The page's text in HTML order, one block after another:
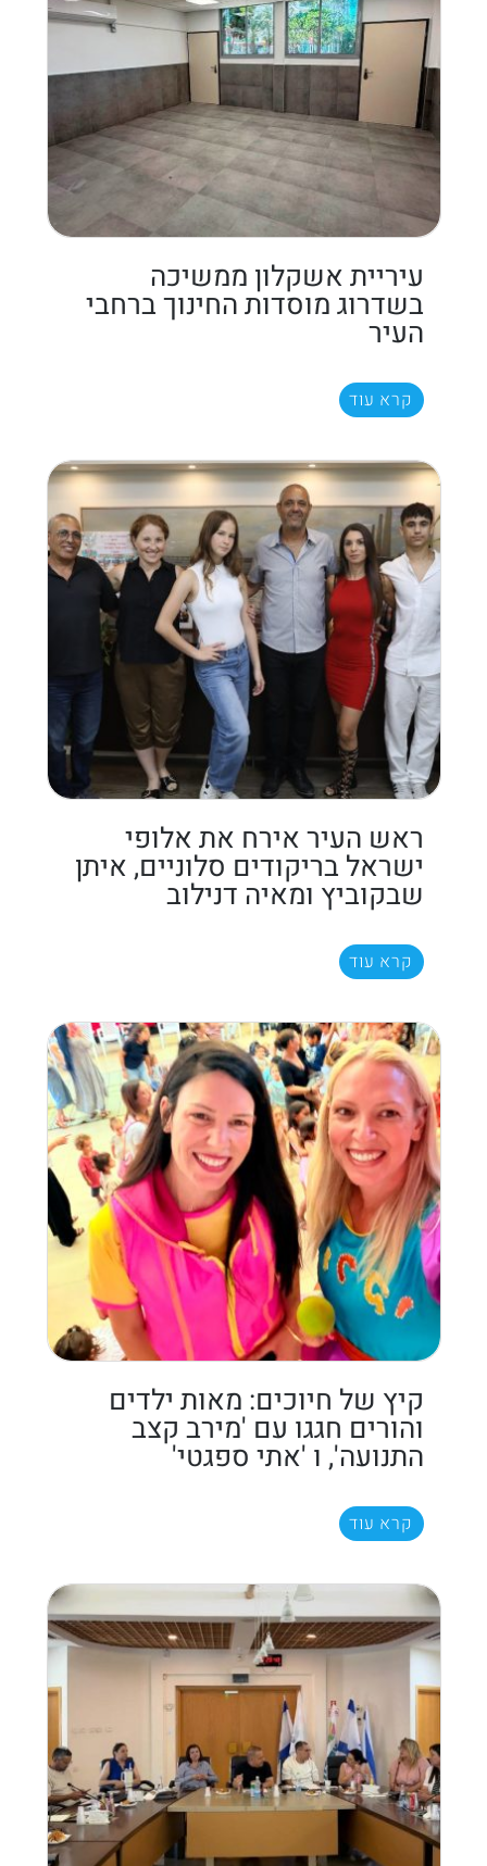
עיריית אשקלון ממשיכה
בשדרוג מוסדות החינוך ברחבי
העיר
קרא עוד
ראש העיר אירח את אלופי
ישראל בריקודים סלוניים, איתן
שבקוביץ ומאיה דנילוב
קרא עוד
קיץ של חיוכים: מאות ילדים
והורים חגגו עם 'מירב קצב
התנועה', ו 'אתי ספגטי'
קרא עוד